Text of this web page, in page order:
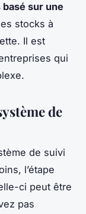
sur une
stocks à
Il est
qui
de
de suivi
l’étape
ci peut être
pas